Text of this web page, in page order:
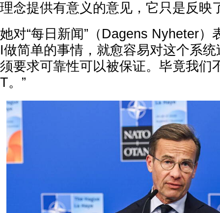
理念提供有意义的意见，它只是反映
她对“每日新闻”（Dagens Nyheter）
I做简单的事情，就愈容易对这个系
须要求可靠性可以被保证。毕竟我们
T。”